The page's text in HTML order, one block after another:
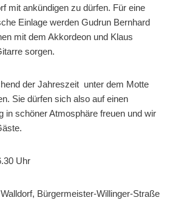
mit ankündigen zu dürfen. Für eine
Einlage werden Gudrun Bernhard
mit dem Akkordeon und Klaus
sorgen.
der Jahreszeit unter dem Motte
Sie dürfen sich also auf einen
in schöner Atmosphäre freuen und wir
Uhr
Bürgermeister-Willinger-Straße